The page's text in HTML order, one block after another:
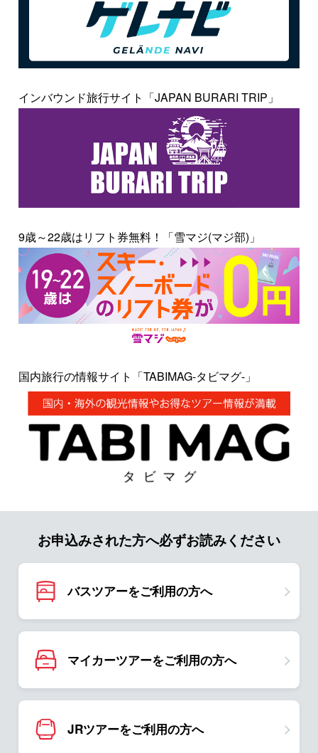
インバウンド旅行サイト「JAPAN BURARI TRIP」
9歳～22歳はリフト券無料！「雪マジ(マジ部)」
国内旅行の情報サイト「TABIMAG-タビマグ-」
お申込みされた方へ必ずお読みください
バスツアーをご利用の方へ
マイカーツアーをご利用の方へ
JRツアーをご利用の方へ